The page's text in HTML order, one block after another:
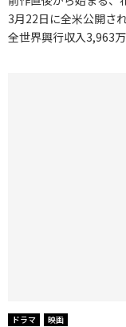
3月22日に全米公開さ
全世界興行収入3,963
ドラマ 映画